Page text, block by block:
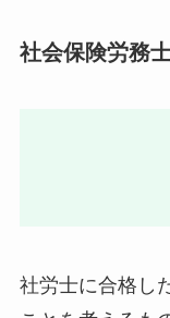
社会保険労務
社労士に合格し